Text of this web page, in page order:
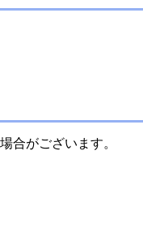
合がございます。